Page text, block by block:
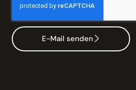
E-Mail senden